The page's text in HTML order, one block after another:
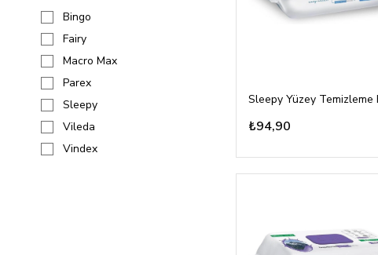
Bingo
Fairy
Macro Max
Parex
Sleepy
Vileda
Vindex
₺94,90